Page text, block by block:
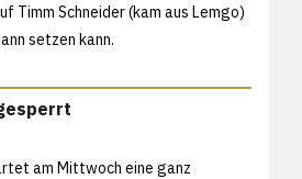
Timm Schneider (kam aus Lemgo)
setzen kann.
am Mittwoch eine ganz